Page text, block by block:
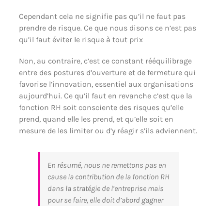
Cependant cela ne signifie pas qu’il ne faut pas
prendre de risque. Ce que nous disons ce n’est pas
qu’il faut éviter le risque à tout prix
Non, au contraire, c’est ce constant rééquilibrage
entre des postures d’ouverture et de fermeture qui
favorise l’innovation, essentiel aux organisations
aujourd’hui. Ce qu’il faut en revanche c’est que la
fonction RH soit consciente des risques qu’elle
prend, quand elle les prend, et qu’elle soit en
mesure de les limiter ou d’y réagir s’ils adviennent.
En résumé, nous ne remettons pas en
cause la contribution de la fonction RH
dans la stratégie de l’entreprise mais
pour se faire, elle doit d’abord gagner